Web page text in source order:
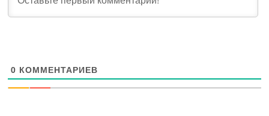
0 КОММЕНТАРИЕВ